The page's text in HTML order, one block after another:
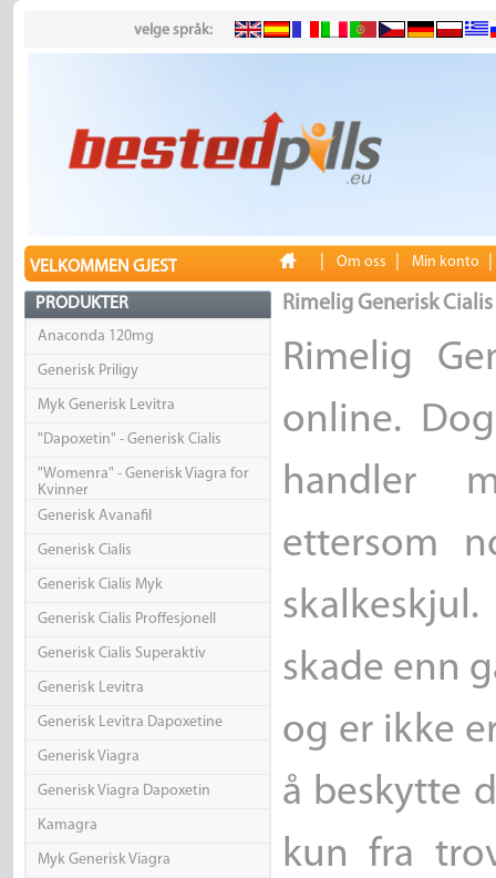
velge språk:
VELKOMMEN GJEST Om oss Min konto
PRODUKTER
Anaconda 120mg
Generisk Priligy
Myk Generisk Levitra
"Dapoxetin" - Generisk Cialis
"Womenra" - Generisk Viagra for
Kvinner
Generisk Avanafil
Generisk Cialis
Generisk Cialis Myk
Generisk Cialis Proffesjonell
Generisk Cialis Superaktiv
Generisk Levitra
Generisk Levitra Dapoxetine
Generisk Viagra
Generisk Viagra Dapoxetin
Kamagra
Myk Generisk Viagra
Rimelig Generisk Cialis
Rimelig
online.
handler
ettersom
skade enn
og er ikke
å beskytte
kun fra